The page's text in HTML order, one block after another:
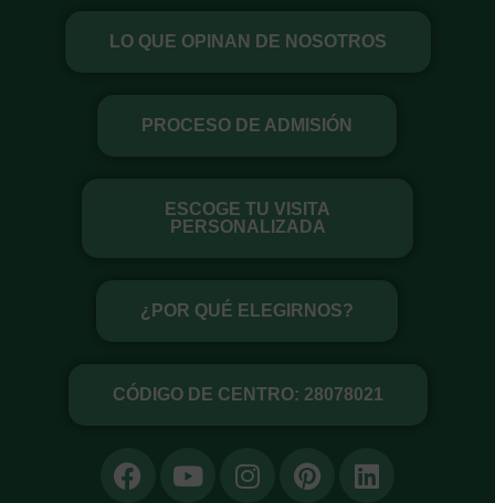
LO QUE OPINAN DE NOSOTROS
PROCESO DE ADMISIÓN
ESCOGE TU VISITA
PERSONALIZADA
¿POR QUÉ ELEGIRNOS?
CÓDIGO DE CENTRO: 28078021
F
a
Y
o
I
n
P
i
L
i